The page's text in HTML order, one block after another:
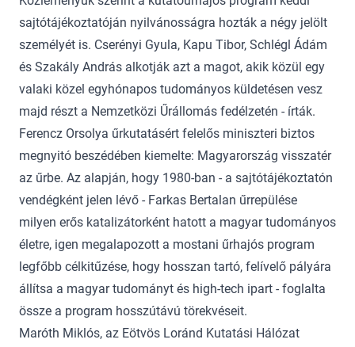
sajtótájékoztatóján nyilvánosságra hozták a négy jelölt
személyét is. Cserényi Gyula, Kapu Tibor, Schlégl Ádám
és Szakály András alkotják azt a magot, akik közül egy
valaki közel egyhónapos tudományos küldetésen vesz
majd részt a Nemzetközi Űrállomás fedélzetén - írták.
Ferencz Orsolya űrkutatásért felelős miniszteri biztos
megnyitó beszédében kiemelte: Magyarország visszatér
az űrbe. Az alapján, hogy 1980-ban - a sajtótájékoztatón
vendégként jelen lévő - Farkas Bertalan űrrepülése
milyen erős katalizátorként hatott a magyar tudományos
életre, igen megalapozott a mostani űrhajós program
legfőbb célkitűzése, hogy hosszan tartó, felívelő pályára
állítsa a magyar tudományt és high-tech ipart - foglalta
össze a program hosszútávú törekvéseit.
Maróth Miklós, az Eötvös Loránd Kutatási Hálózat